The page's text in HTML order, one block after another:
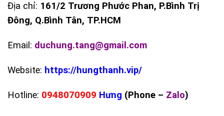
Địa chỉ: 161/2 Trương Phước Phan, P.Bình Trị
Đông, Q.Bình Tân, TP.HCM
Email: duchung.tang@gmail.com
Website: https://hungthanh.vip/
Hotline: 0948070909 Hưng (Phone – Zalo)